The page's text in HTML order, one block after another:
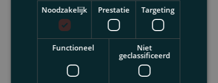
dat hij zijn taak niet behoorlijk heeft
uitgevoerd? De kosten van die juridische
bijstand zijn doorgaans voor eigen rekening.
Blijkt het verzoek (totaal) ongegrond te zijn,
dan kan de verzoeker wel in de
proceskosten worden veroordeeld.
Noodzakelijk Prestatie Targeting
Functioneel
Niet
geclassificeerd